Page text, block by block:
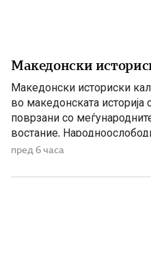
Македонски
Македонски историски
во македонската историја
поврзани со
востание,
современата македонска
1903 година европската
пред 6 часа